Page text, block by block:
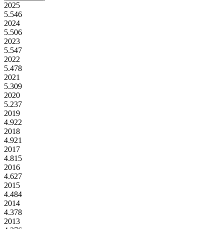
2025
5.546
2024
5.506
2023
5.547
2022
5.478
2021
5.309
2020
5.237
2019
4.922
2018
4.921
2017
4.815
2016
4.627
2015
4.484
2014
4.378
2013